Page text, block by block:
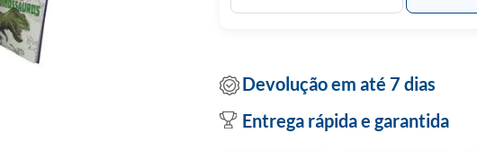
Devolução em até 7 dias
Entrega rápida e garantida